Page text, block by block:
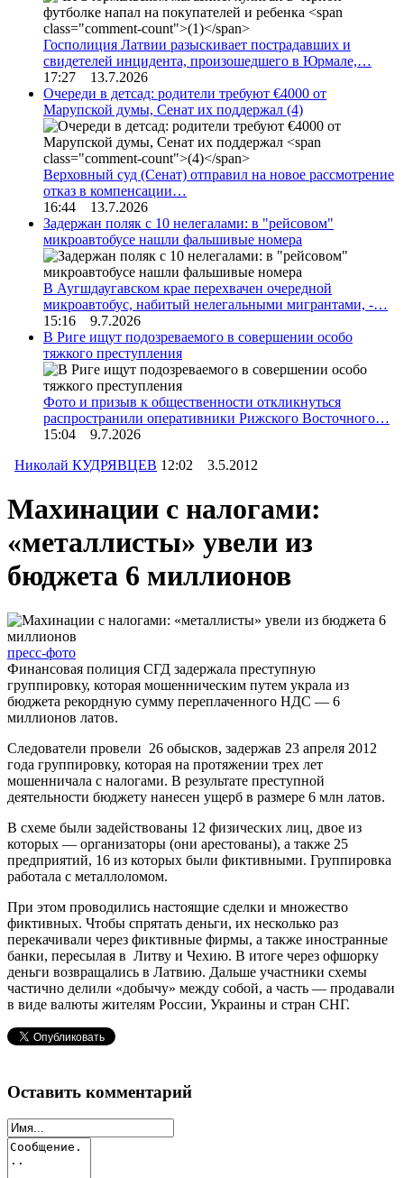
Госполиция Латвии разыскивает пострадавших и
свидетелей инцидента, произошедшего в Юрмале,…
17:27 13.7.2026
Очереди в детсад: родители требуют €4000 от
Марупской думы, Сенат их поддержал (4)
Верховный суд (Сенат) отправил на новое рассмотрение
отказ в компенсации…
16:44 13.7.2026
Задержан поляк с 10 нелегалами: в "рейсовом"
микроавтобусе нашли фальшивые номера
В Аугшдаугавском крае перехвачен очередной
микроавтобус, набитый нелегальными мигрантами, -…
15:16 9.7.2026
В Риге ищут подозреваемого в совершении особо
тяжкого преступления
Фото и призыв к общественности откликнуться
распространили оперативники Рижского Восточного…
15:04 9.7.2026
Николай КУДРЯВЦЕВ 12:02 3.5.2012
Махинации с налогами:
«металлисты» увели из
бюджета 6 миллионов
пресс-фото
Финансовая полиция СГД задержала преступную
группировку, которая мошенническим путем украла из
бюджета рекордную сумму переплаченного НДС — 6
миллионов латов.
Следователи провели 26 обысков, задержав 23 апреля 2012
года группировку, которая на протяжении трех лет
мошенничала с налогами. В результате преступной
деятельности бюджету нанесен ущерб в размере 6 млн латов.
В схеме были задействованы 12 физических лиц, двое из
которых — организаторы (они арестованы), а также 25
предприятий, 16 из которых были фиктивными. Группировка
работала с металлоломом.
При этом проводились настоящие сделки и множество
фиктивных. Чтобы спрятать деньги, их несколько раз
перекачивали через фиктивные фирмы, а также иностранные
банки, пересылая в Литву и Чехию. В итоге через офшорку
деньги возвращались в Латвию. Дальше участники схемы
частично делили «добычу» между собой, а часть — продавали
в виде валюты жителям России, Украины и стран СНГ.
Оставить комментарий